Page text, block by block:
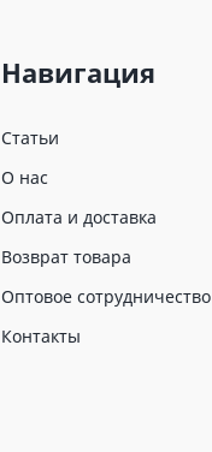
Навигация
Статьи
О нас
Оплата и доставка
Возврат товара
Оптовое сотрудничество
Контакты